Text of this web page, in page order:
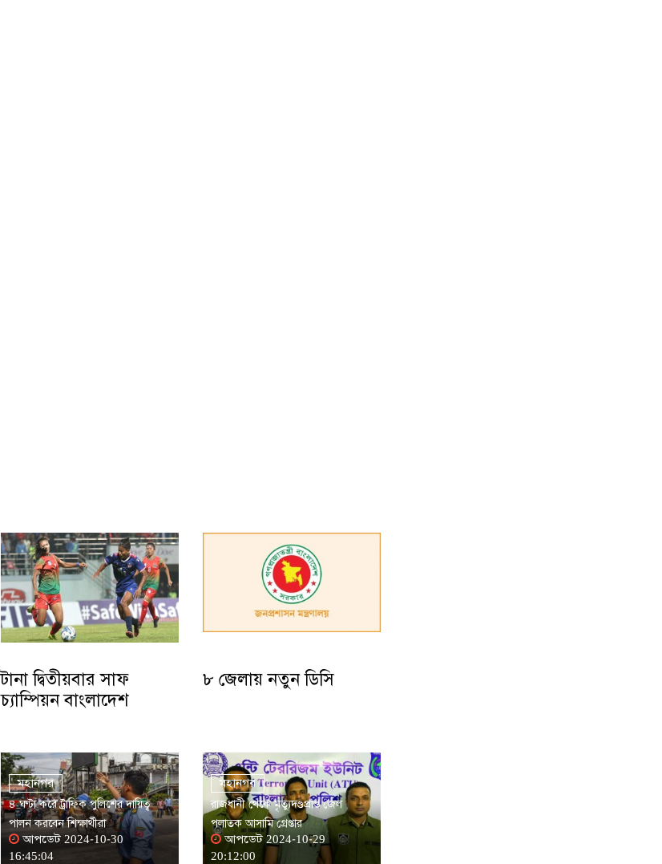
টানা দ্বিতীয়বার সাফ
চ্যাম্পিয়ন বাংলাদেশ
৮ জেলায় নতুন ডিসি
মহানগর
৪ ঘণ্টা করে ট্রাফিক পুলিশের দায়িত্ব
পালন করবেন শিক্ষার্থীরা
আপডেট 2024-10-30
16:45:04
মহানগর
রাজধানী থেকে মৃত্যুদণ্ডপ্রাপ্ত জেল
পলাতক আসামি গ্রেপ্তার
আপডেট 2024-10-29
20:12:00